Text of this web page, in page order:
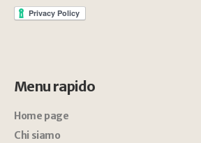
Menu rapido
Home page
Chi siamo